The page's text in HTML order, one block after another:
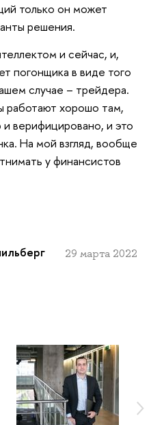
только он может
решения.
и сейчас, и,
погонщика в виде того
случае – трейдера.
работают хорошо там,
и верифицировано, и это
На мой взгляд, вообще
у финансистов
29 марта 2022